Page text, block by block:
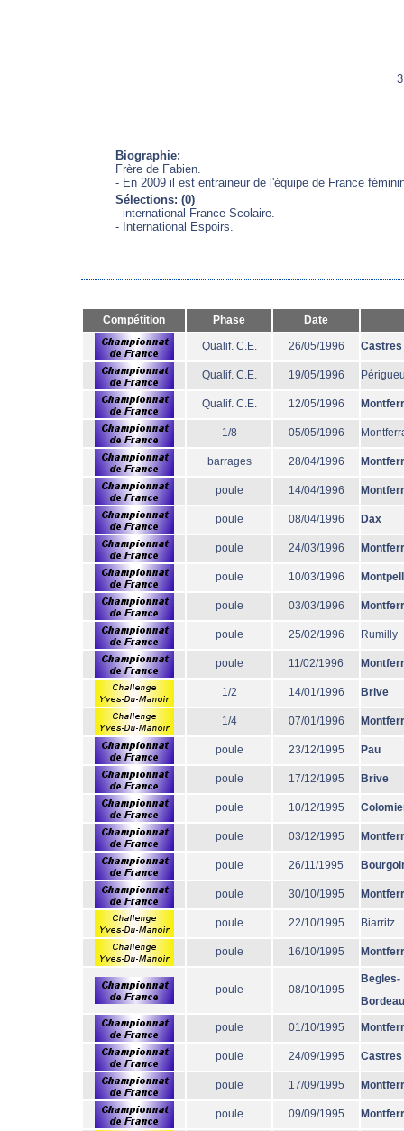
Biographie:
Frère de Fabien.
- En 2009 il est entraineur de l'équipe de France
Sélections: (0)
- international France Scolaire.
- International Espoirs.
Compétition Phase Date
Qualif. C.E. 26/05/1996 Castres
Qualif. C.E. 19/05/1996
Qualif. C.E. 12/05/1996
1/8 05/05/1996
barrages 28/04/1996
poule 14/04/1996
poule 08/04/1996 Dax
poule 24/03/1996
poule 10/03/1996
poule 03/03/1996
poule 25/02/1996 Rumilly
poule 11/02/1996
1/2 14/01/1996 Brive
1/4 07/01/1996
poule 23/12/1995 Pau
poule 17/12/1995 Brive
poule 10/12/1995
poule 03/12/1995
poule 26/11/1995
poule 30/10/1995
poule 22/10/1995 Biarritz
poule 16/10/1995
poule 08/10/1995
Begles-
poule 01/10/1995
poule 24/09/1995 Castres
poule 17/09/1995
poule 09/09/1995